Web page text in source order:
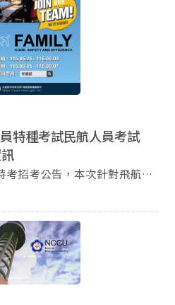
畢業。 四等考試
畢業。 三、英語檢定
全球資訊網
特種考試民航人員考試
招考公告，本次針對飛航管
歡迎有志於飛航管制領域服務
115年6月4日止。 考試日
5日至115年9月7日舉行，第
筆試科目